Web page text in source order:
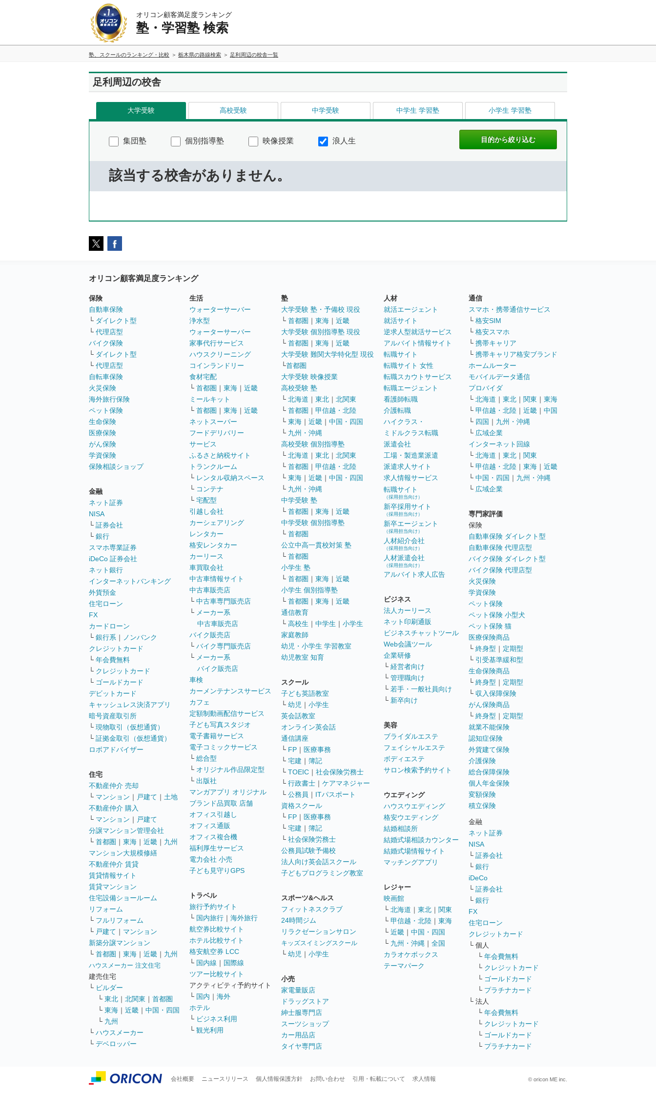
オリコン顧客満足度ランキング
塾・学習塾 検索
塾、スクールのランキング・比較 栃木県の路線検索 足利周辺の校舎一覧
足利周辺の校舎
大学受験 高校受験 中学受験 中学生 学習塾 小学生 学習塾
集団塾 個別指導塾 映像授業 浪人生
該当する校舎がありません。
オリコン顧客満足度ランキング
保険
自動車保険
└ ダイレクト型
└ 代理店型
バイク保険
└ ダイレクト型
└ 代理店型
自転車保険
火災保険
海外旅行保険
ペット保険
生命保険
医療保険
がん保険
学資保険
保険相談ショップ
金融
ネット証券
NISA
└ 証券会社
└ 銀行
スマホ専業証券
iDeCo 証券会社
ネット銀行
インターネットバンキング
外貨預金
住宅ローン
FX
カードローン
└ 銀行系 ｜
ノンバンク
クレジットカード
└ 年会費無料
└ クレジットカード
└ ゴールドカード
デビットカード
キャッシュレス決済アプリ
暗号資産取引所
└ 現物取引（仮想通貨）
└ 証拠金取引（仮想通貨）
ロボアドバイザー
住宅
不動産仲介 売却
└ マンション ｜ 戸建て ｜ 土地
不動産仲介 購入
└ マンション ｜ 戸建て
分譲マンション管理会社
└ 首都圏 ｜ 東海 ｜ 近畿 ｜ 九州
マンション大規模修繕
不動産仲介 賃貸
賃貸情報サイト
賃貸マンション
住宅設備ショールーム
リフォーム
└ フルリフォーム
└ 戸建て ｜ マンション
新築分譲マンション
└ 首都圏 ｜ 東海 ｜ 近畿 ｜ 九州
ハウスメーカー 注文住宅
建売住宅
└ ビルダー
└ 東北 ｜ 北関東 ｜ 首都圏
└ 東海 ｜ 近畿 ｜ 中国・四国
└ 九州
└ ハウスメーカー
└ デベロッパー
生活
ウォーターサーバー
浄水型
ウォーターサーバー
家事代行サービス
ハウスクリーニング
コインランドリー
食材宅配
└ 首都圏 ｜ 東海 ｜ 近畿
ミールキット
└ 首都圏 ｜ 東海 ｜ 近畿
ネットスーパー
フードデリバリー
サービス
ふるさと納税サイト
トランクルーム
└ レンタル収納スペース
└ コンテナ
└ 宅配型
引越し会社
カーシェアリング
レンタカー
格安レンタカー
カーリース
車買取会社
中古車情報サイト
中古車販売店
└ 中古車専門販売店
└ メーカー系
中古車販売店
バイク販売店
└ バイク専門販売店
└ メーカー系
バイク販売店
車検
カーメンテナンスサービス
カフェ
定額制動画配信サービス
子ども写真スタジオ
電子書籍サービス
電子コミックサービス
└ 総合型
└ オリジナル作品限定型
└ 出版社
マンガアプリ オリジナル
ブランド品買取 店舗
オフィス引越し
オフィス通販
オフィス複合機
福利厚生サービス
電力会社 小売
子ども見守りGPS
トラベル
旅行予約サイト
└ 国内旅行 ｜ 海外旅行
航空券比較サイト
ホテル比較サイト
格安航空券 LCC
└ 国内線 ｜ 国際線
ツアー比較サイト
アクティビティ予約サイト
└ 国内 ｜ 海外
ホテル
└ ビジネス利用
└ 観光利用
塾
大学受験 塾・予備校 現役
└ 首都圏 ｜ 東海 ｜ 近畿
大学受験 個別指導塾 現役
└ 首都圏 ｜ 東海 ｜ 近畿
大学受験 難関大学特化型 現役
└首都圏
大学受験 映像授業
高校受験 塾
└ 北海道 ｜ 東北 ｜ 北関東
└ 首都圏 ｜ 甲信越・北陸
└ 東海 ｜ 近畿 ｜ 中国・四国
└ 九州・沖縄
高校受験 個別指導塾
└ 北海道 ｜ 東北 ｜ 北関東
└ 首都圏 ｜ 甲信越・北陸
└ 東海 ｜ 近畿 ｜ 中国・四国
└ 九州・沖縄
中学受験 塾
└ 首都圏 ｜ 東海 ｜ 近畿
中学受験 個別指導塾
└ 首都圏
公立中高一貫校対策 塾
└ 首都圏
小学生 塾
└ 首都圏 ｜ 東海 ｜ 近畿
小学生 個別指導塾
└ 首都圏 ｜ 東海 ｜ 近畿
通信教育
└ 高校生 ｜ 中学生 ｜ 小学生
家庭教師
幼児・小学生 学習教室
幼児教室 知育
スクール
子ども英語教室
└ 幼児 ｜ 小学生
英会話教室
オンライン英会話
通信講座
└ FP ｜ 医療事務
└ 宅建 ｜ 簿記
└ TOEIC ｜ 社会保険労務士
└ 行政書士 ｜ ケアマネジャー
└ 公務員 ｜ ITパスポート
資格スクール
└ FP ｜ 医療事務
└ 宅建 ｜ 簿記
└ 社会保険労務士
公務員試験予備校
法人向け英会話スクール
子どもプログラミング教室
スポーツ&ヘルス
フィットネスクラブ
24時間ジム
リラクゼーションサロン
キッズスイミングスクール
└ 幼児 ｜ 小学生
小売
家電量販店
ドラッグストア
紳士服専門店
スーツショップ
カー用品店
タイヤ専門店
人材
就活エージェント
就活サイト
逆求人型就活サービス
アルバイト情報サイト
転職サイト
転職サイト 女性
転職スカウトサービス
転職エージェント
看護師転職
介護転職
ハイクラス・
ミドルクラス転職
派遣会社
工場・製造業派遣
派遣求人サイト
求人情報サービス
転職サイト
（採用担当向け）
新卒採用サイト
（採用担当向け）
新卒エージェント
（採用担当向け）
人材紹介会社
（採用担当向け）
人材派遣会社
（採用担当向け）
アルバイト求人広告
ビジネス
法人カーリース
ネット印刷通販
ビジネスチャットツール
Web会議ツール
企業研修
└ 経営者向け
└ 管理職向け
└ 若手・一般社員向け
└ 新卒向け
美容
ブライダルエステ
フェイシャルエステ
ボディエステ
サロン検索予約サイト
ウエディング
ハウスウエディング
格安ウエディング
結婚相談所
結婚式場相談カウンター
結婚式場情報サイト
マッチングアプリ
レジャー
映画館
└ 北海道 ｜ 東北 ｜ 関東
└ 甲信越・北陸 ｜ 東海
└ 近畿 ｜ 中国・四国
└ 九州・沖縄 ｜ 全国
カラオケボックス
テーマパーク
通信
スマホ・携帯通信サービス
└ 格安SIM
└ 格安スマホ
└ 携帯キャリア
└ 携帯キャリア格安ブランド
ホームルーター
モバイルデータ通信
プロバイダ
└ 北海道 ｜ 東北 ｜ 関東 ｜ 東海
└ 甲信越・北陸 ｜ 近畿 ｜ 中国
└ 四国 ｜ 九州・沖縄
└ 広域企業
インターネット回線
└ 北海道 ｜ 東北 ｜ 関東
└ 甲信越・北陸 ｜ 東海 ｜ 近畿
└ 中国・四国 ｜ 九州・沖縄
└ 広域企業
専門家評価
保険
自動車保険 ダイレクト型
自動車保険 代理店型
バイク保険 ダイレクト型
バイク保険 代理店型
火災保険
学資保険
ペット保険
ペット保険 小型犬
ペット保険 猫
医療保険商品
└ 終身型 ｜ 定期型
└ 引受基準緩和型
生命保険商品
└ 終身型 ｜ 定期型
└ 収入保障保険
がん保険商品
└ 終身型 ｜ 定期型
就業不能保険
認知症保険
外貨建て保険
介護保険
総合保障保険
個人年金保険
変額保険
積立保険
金融
ネット証券
NISA
└ 証券会社
└ 銀行
iDeCo
└ 証券会社
└ 銀行
FX
住宅ローン
クレジットカード
└ 個人
└ 年会費無料
└ クレジットカード
└ ゴールドカード
└ プラチナカード
└ 法人
└ 年会費無料
└ クレジットカード
└ ゴールドカード
└ プラチナカード
会社概要 ニュースリリース 個人情報保護方針 お問い合わせ 引用・転載について 求人情報 © oricon ME inc.